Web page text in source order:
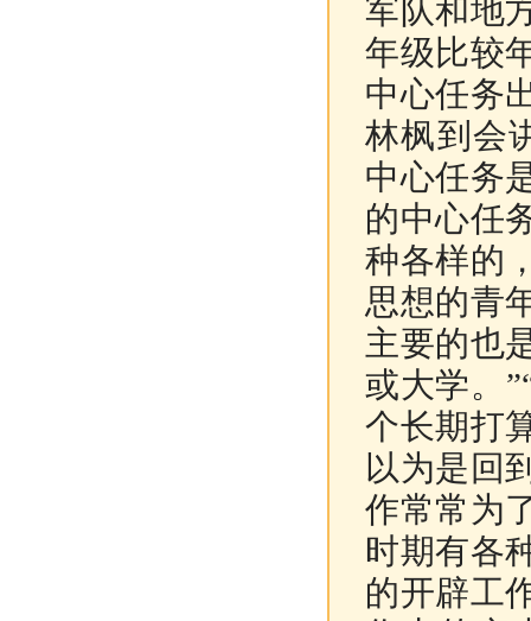
军队和地
年级比较
中心任务
林枫到会
中心任务
的中心任
种各样的
思想的青
主要的也
或大学。
个长期打
以为是回
作常常为
时期有各
的开辟工